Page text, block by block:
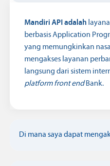
Mandiri API adalah
berbasis Application
yang memungkinkan
mengakses layanan
langsung dari sistem
platform front endBank.
Di mana saya dapat